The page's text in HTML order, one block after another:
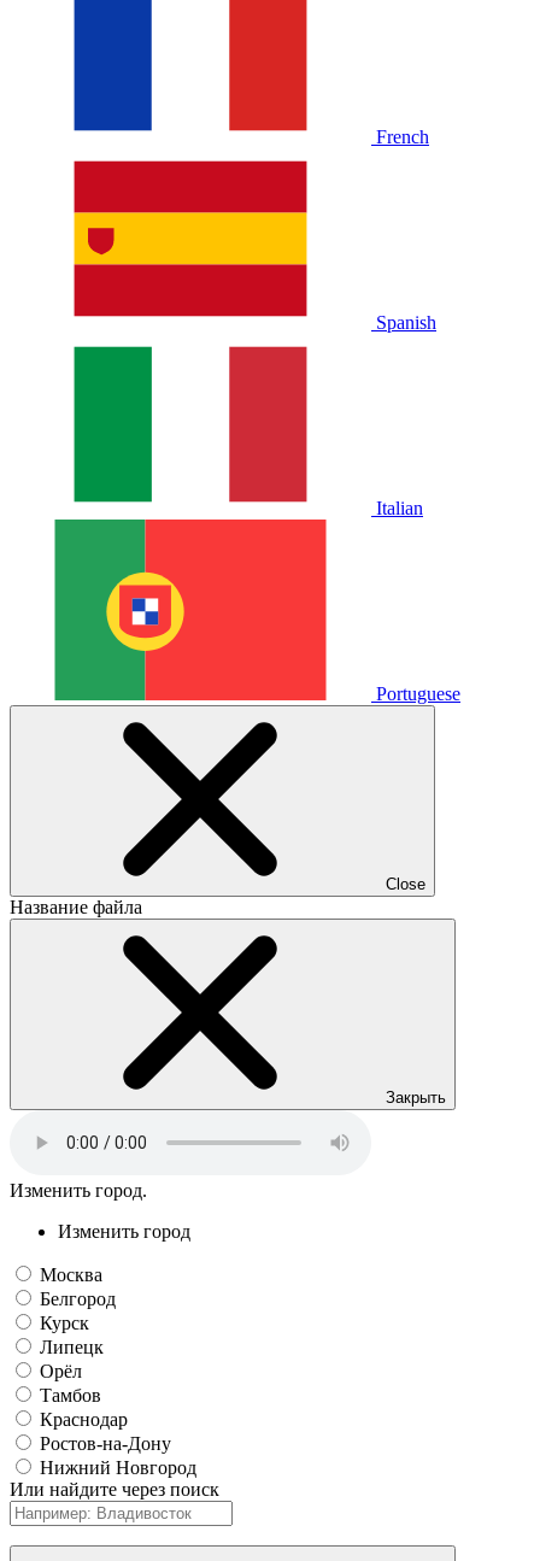
French
Spanish
Italian
Portuguese
Close
Название файла
Закрыть
Изменить город.
Изменить город
Москва
Белгород
Курск
Липецк
Орёл
Тамбов
Краснодар
Ростов-на-Дону
Нижний Новгород
Или найдите через поиск